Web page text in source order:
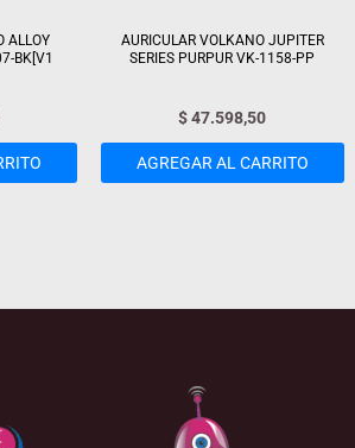
ALLOY
BK[V1
AURICULAR VOLKANO JUPITER
SERIES PURPUR VK-1158-PP
$47.598,50
AGREGAR AL CARRITO